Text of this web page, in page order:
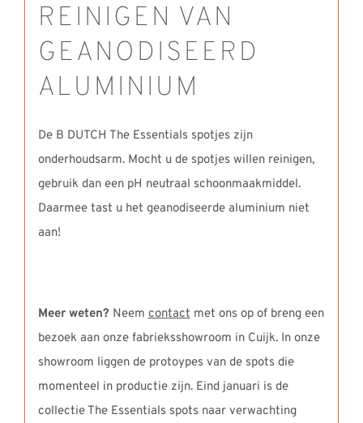
REINIGEN VAN
GEANODISEERD
ALUMINIUM
De B DUTCH The Essentials spotjes zijn
onderhoudsarm. Mocht u de spotjes willen reinigen,
gebruik dan een pH neutraal schoonmaakmiddel.
Daarmee tast u het geanodiseerde aluminium niet
aan!
Meer weten? Neem contact met ons op of breng een
bezoek aan onze fabrieksshowroom in Cuijk. In onze
showroom liggen de protoypes van de spots die
momenteel in productie zijn. Eind januari is de
collectie The Essentials spots naar verwachting